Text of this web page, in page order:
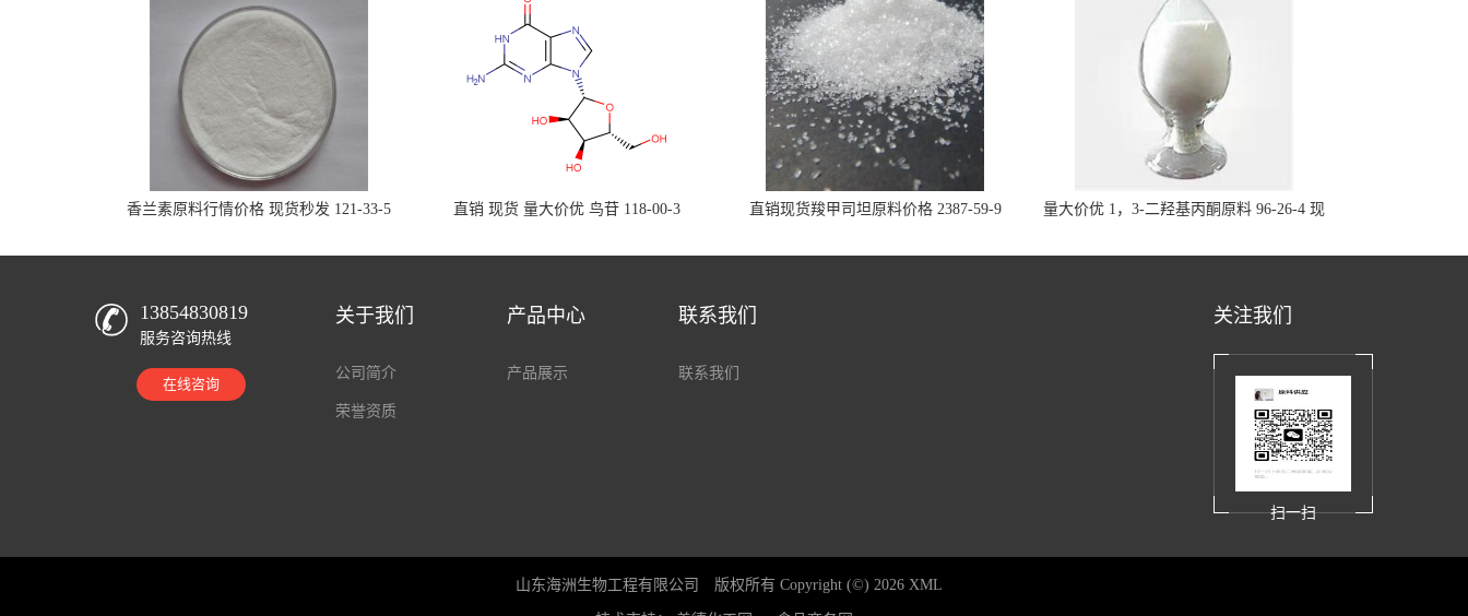
香兰素原料行情价格 现货秒发 121-33-5 直销 现货 量大价优 鸟苷 118-00-3 直销现货羧甲司坦原料价格 2387-59-9
量大价优 1，3-二羟基丙酮原料 96-26-4 现
13854830819
服务咨询热线
在线咨询
关于我们
公司简介
荣誉资质
产品中心
产品展示
联系我们
联系我们
关注我们
扫一扫
山东海洲生物工程有限公司 版权所有 Copyright (©) 2026 XML